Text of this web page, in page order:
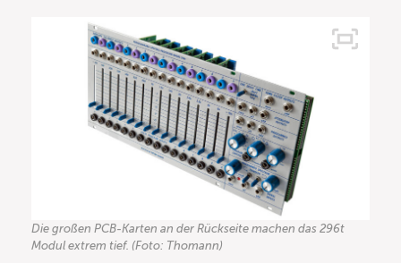
Die großen PCB-Karten an der Rückseite machen das 296t
Modul extrem tief. (Foto: Thomann)